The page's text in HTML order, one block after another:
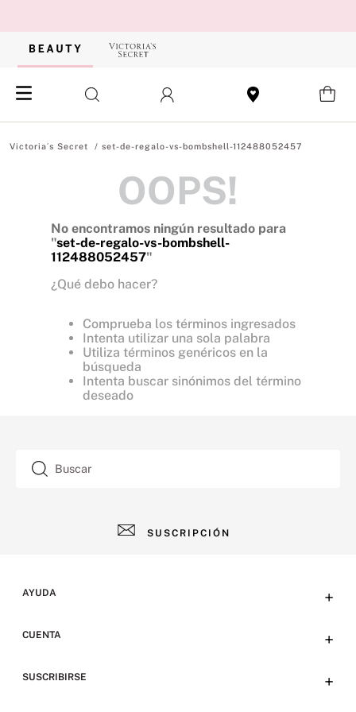
set-de-regalo-vs-bombshell-112488052457
OOPS!
No encontramos ningún resultado para
"set-de-regalo-vs-bombshell-
112488052457"
¿Qué debo hacer?
Comprueba los términos ingresados
Intenta utilizar una sola palabra
Utiliza términos genéricos en la
búsqueda
Intenta buscar sinónimos del término
deseado
Buscar
SUSCRIPCIÓN
AYUDA +
Preguntas frecuentes
CUENTA +
SUSCRIBIRSE +